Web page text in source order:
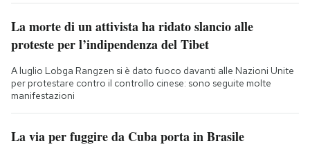
La morte di un attivista ha ridato slancio alle
proteste per l’indipendenza del Tibet
A luglio Lobga Rangzen si è dato fuoco davanti alle Nazioni Unite
per protestare contro il controllo cinese: sono seguite molte
manifestazioni
La via per fuggire da Cuba porta in Brasile